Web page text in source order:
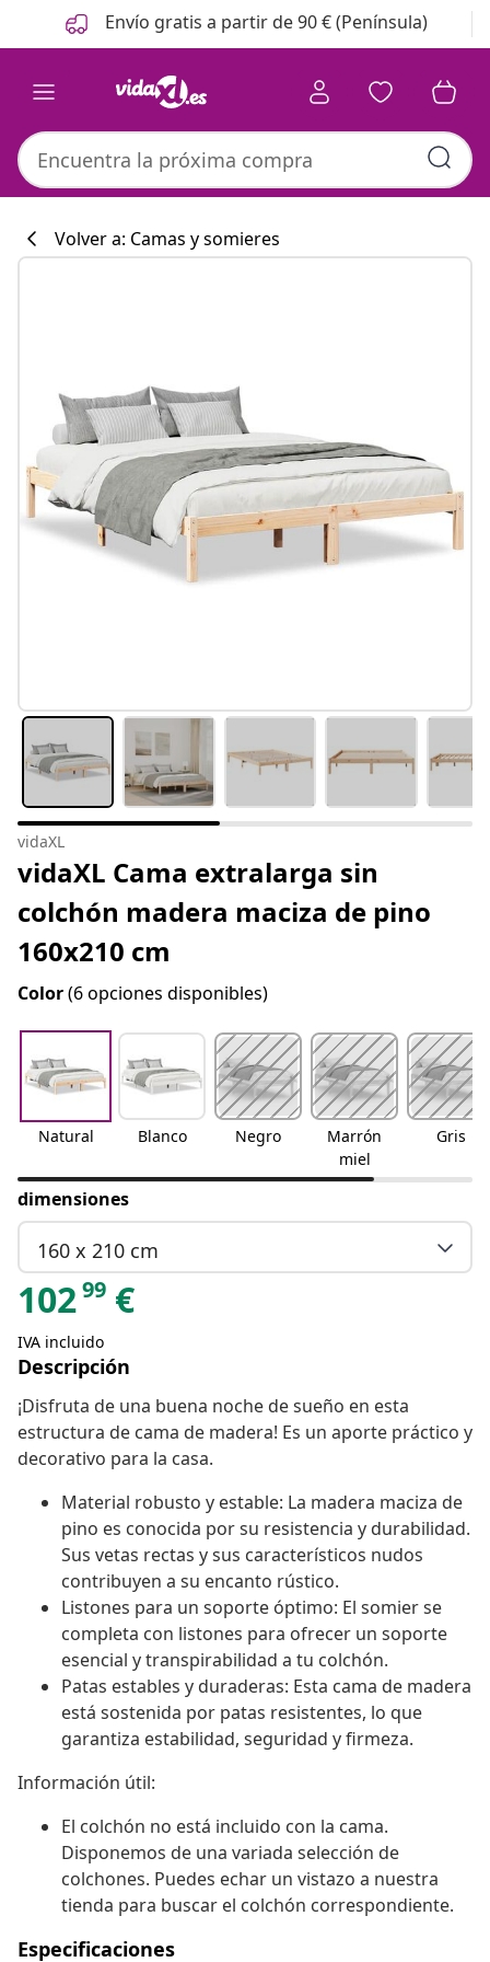
Anterior
Siguiente Envío gratis a partir de 90 € (Península)
#sharemevidaxl
Volver a: Camas y somieres
vidaXL
vidaXL Cama extralarga sin
colchón madera maciza de pino
160x210 cm
Color(6 opciones disponibles)
Natural Blanco Negro
Marrón
miel
Gris
dimensiones
160 x 210 cm
10299 €
IVA incluido
Descripción
¡Disfruta de una buena noche de sueño en esta
estructura de cama de madera! Es un aporte práctico y
decorativo para la casa.
Material robusto y estable: La madera maciza de
pino es conocida por su resistencia y durabilidad.
Sus vetas rectas y sus característicos nudos
contribuyen a su encanto rústico.
Listones para un soporte óptimo: El somier se
completa con listones para ofrecer un soporte
esencial y transpirabilidad a tu colchón.
Patas estables y duraderas: Esta cama de madera
está sostenida por patas resistentes, lo que
garantiza estabilidad, seguridad y firmeza.
Información útil:
El colchón no está incluido con la cama.
Disponemos de una variada selección de
colchones. Puedes echar un vistazo a nuestra
tienda para buscar el colchón correspondiente.
Especificaciones